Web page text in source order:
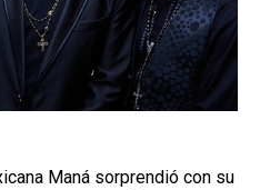
Maná sorprendió con su